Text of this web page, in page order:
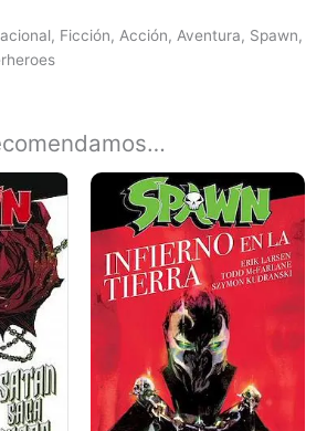
Ficción, Acción, Aventura, Spawn,